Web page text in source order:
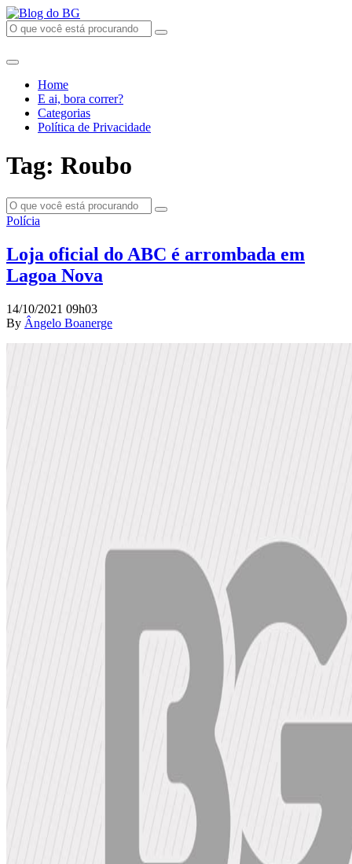
Home
E ai, bora correr?
Categorias
Política de Privacidade
Tag: Roubo
Polícia
Loja oficial do ABC é arrombada em
Lagoa Nova
14/10/2021 09h03
By Ângelo Boanerge